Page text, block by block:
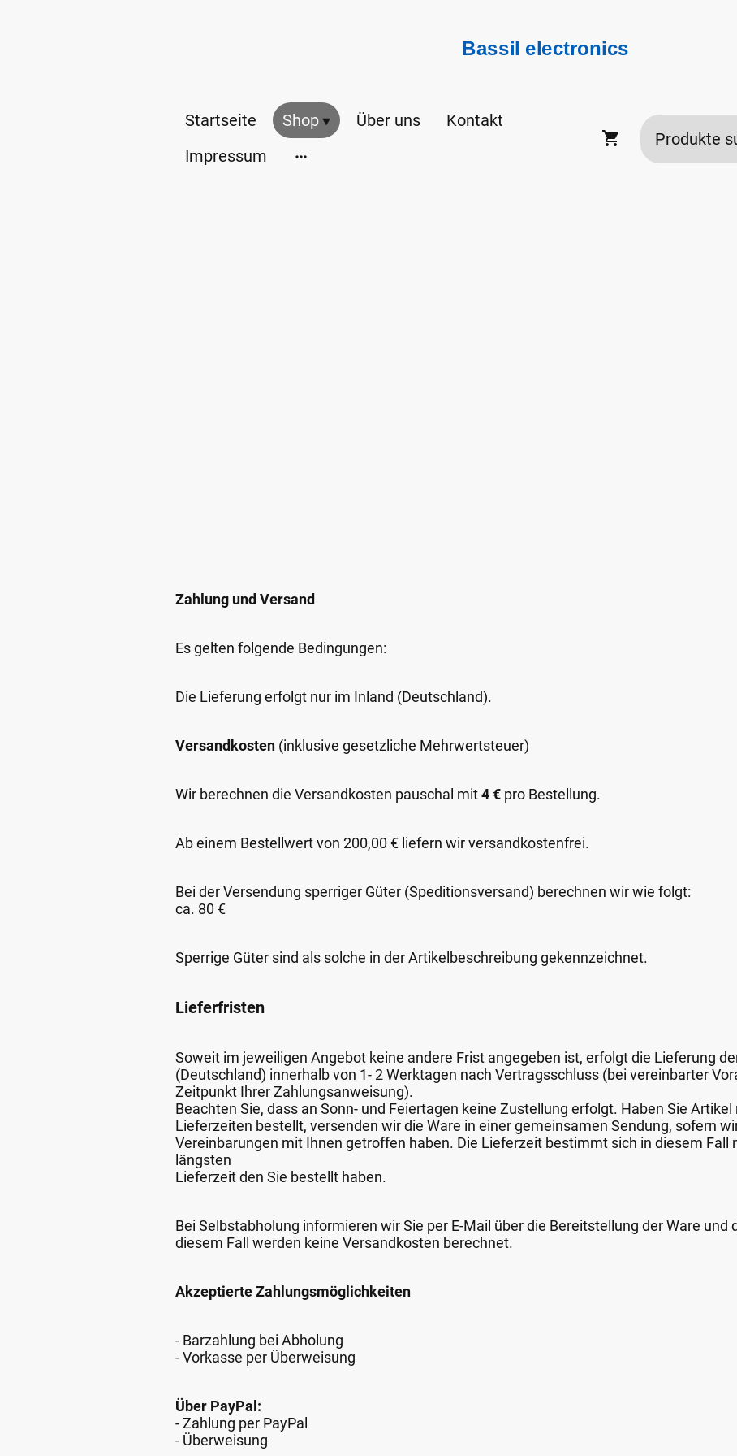
Bassil electronics
Startseite Shop Über uns
Kontakt
Impressum
Zahlung und Versand
Es gelten folgende Bedingungen:
Die Lieferung erfolgt nur im Inland (Deutschland).
Versandkosten (inklusive gesetzliche Mehrwertsteuer)
Wir berechnen die Versandkosten pauschal mit4 € pro Bestellung.
Ab einem Bestellwert von 200,00 € liefern wir versandkostenfrei.
Bei der Versendung sperriger Güter (Speditionsversand) berechnen wir wie folgt:
ca. 80 €
Sperrige Güter sind als solche in der Artikelbeschreibung gekennzeichnet.
Lieferfristen
Soweit im jeweiligen Angebot keine andere Frist angegeben ist, erfolgt die Lieferung
(Deutschland) innerhalb von 1- 2 Werktagen nach Vertragsschluss (bei vereinbarter
Zeitpunkt Ihrer Zahlungsanweisung).
Beachten Sie, dass an Sonn- und Feiertagen keine Zustellung erfolgt. Haben Sie
Lieferzeiten bestellt, versenden wir die Ware in einer gemeinsamen Sendung, sofern
Vereinbarungen mit Ihnen getroffen haben. Die Lieferzeit bestimmt sich in diesem Fall
längsten
Lieferzeit den Sie bestellt haben.
Bei Selbstabholung informieren wir Sie per E-Mail über die Bereitstellung der Ware und
diesem Fall werden keine Versandkosten berechnet.
Akzeptierte Zahlungsmöglichkeiten
- Barzahlung bei Abholung
- Vorkasse per Überweisung
Über PayPal:
- Zahlung per PayPal
- Überweisung